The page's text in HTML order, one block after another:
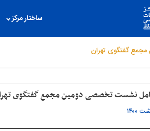
ساختار مرکز
مجمع گفتگوی تهران
نشست تخصصی دومین مجمع گفتگوی